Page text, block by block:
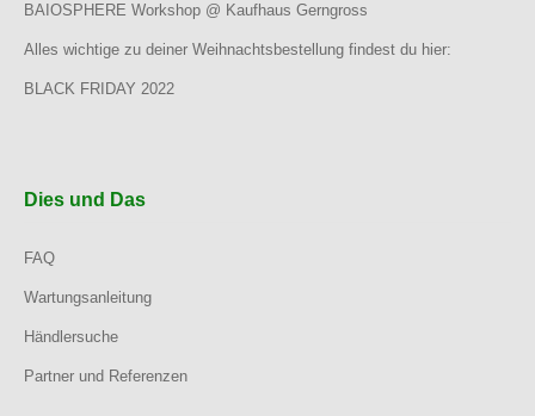
BAIOSPHERE Workshop @ Kaufhaus Gerngross
Alles wichtige zu deiner Weihnachtsbestellung findest du hier:
BLACK FRIDAY 2022
Dies und Das
FAQ
Wartungsanleitung
Händlersuche
Partner und Referenzen